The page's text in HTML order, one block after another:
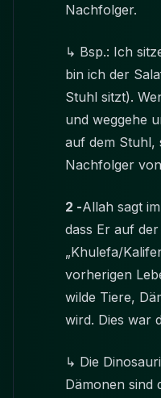
Nachfolger.
↳ Bsp.: Ich
bin ich der
Stuhl sitzt).
und weggehe
auf dem Stuhl,
Nachfolger
2 -Allah sagt
dass Er auf
„Khulefa/
vorherigen
wilde Tiere,
wird. Dies war
↳ Die
Dämonen sind